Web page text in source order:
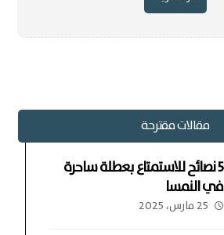
مقالات مقترحة
5 نصائح للاستمتاع بعطلة ساحرة
في النمسا
25 مارس، 2025